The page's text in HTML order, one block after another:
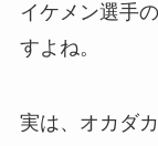
イケメン選手
すよね。
実は、オカダ